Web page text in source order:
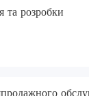
та розробки